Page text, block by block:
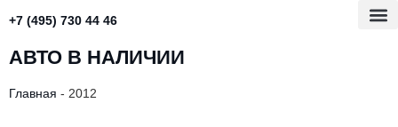
+7 (495) 730 44 46
АВТО В НАЛИЧИИ
Главная - 2012